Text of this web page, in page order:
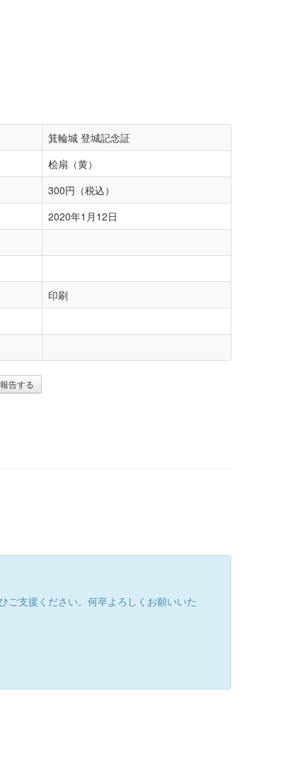
箕輪城 登城記念証
桧扇（黄）
300円（税込）
2020年1月12日
印刷
告する
ご支援ください。何卒よろしくお願いいた